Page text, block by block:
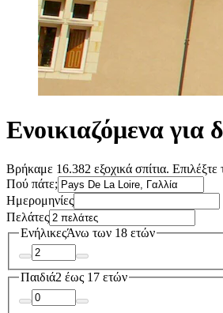
Ενοικιαζόμενα
Βρήκαμε 16.382 εξοχικά σπίτια. Επιλέξτε
Πού πάτε;
Ημερομηνίες
Πελάτες
ΕνήλικεςΆνω των 18 ετών
Παιδιά2 έως 17 ετών